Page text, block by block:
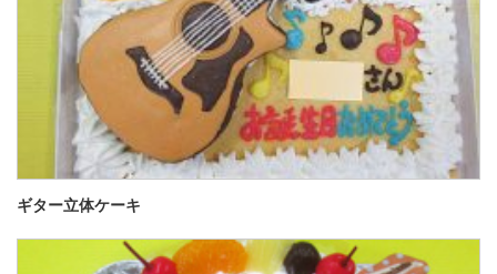
ギター立体ケーキ